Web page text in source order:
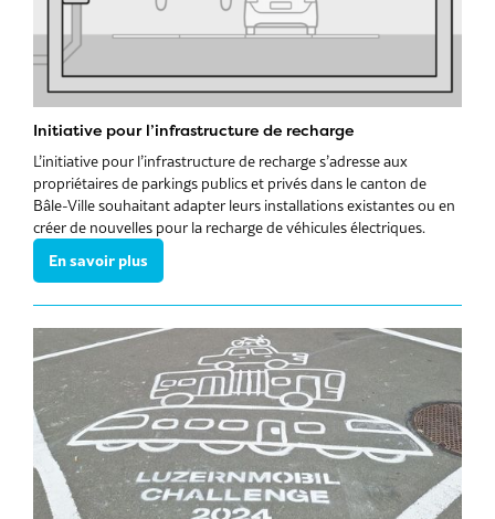
Initiative pour l’infrastructure de recharge
L’initiative pour l’infrastructure de recharge s’adresse aux
propriétaires de parkings publics et privés dans le canton de
Bâle-Ville souhaitant adapter leurs installations existantes ou en
créer de nouvelles pour la recharge de véhicules électriques.
En savoir plus